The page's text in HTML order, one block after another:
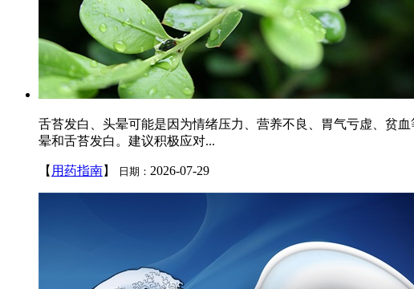
舌苔发白、头晕可能是因为情绪压力、营养不良、胃气亏虚、贫
晕和舌苔发白。建议积极应对...
【 用药指南】 日期： 2026-07-29